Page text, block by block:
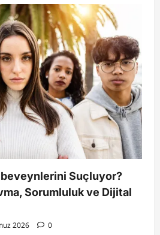
28
Temmuz
2026
Günlük
Burç
Yorumları:
Dolunay
Etkisi,
Aşk,
Para
ve
Kariyer
Alanında
Burçları
Neler
Bekliyor?
Suçluyor?
Sorumluluk ve Dijital
2026 0